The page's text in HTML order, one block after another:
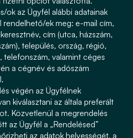
ok az Ügyfél alábbi adatainak
rendelhető/ek meg: e-mail cím,
cím (utca, házszám,
település, ország, régió,
telefonszám, valamint céges
a cégnév és adószám
végén az Ügyfélnek
kiválasztani az általa preferált
Közvetlenül a megrendelés
az Ügyfél a „Rendelésed”
az adatok helyességét, a